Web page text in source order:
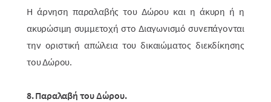
Η άρνηση παραλαβής του Δώρου και η άκυρη ή η
ακυρώσιμη συμμετοχή στο Διαγωνισμό συνεπάγονται
την οριστική απώλεια του δικαιώματος διεκδίκησης
του Δώρου.
8. Παραλαβή του Δώρου.